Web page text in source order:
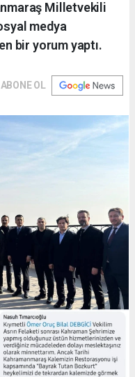
Milletvekili
medya
bir yorum yaptı.
ABONE OL